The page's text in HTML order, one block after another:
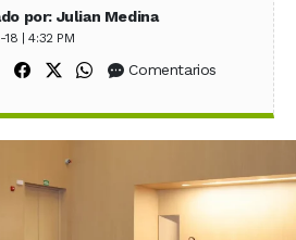
por: Julian Medina
| 4:32 PM
Compartir en Facebook
Compartir en X (Twitter)
Compartir en WhatsApp
Comentarios